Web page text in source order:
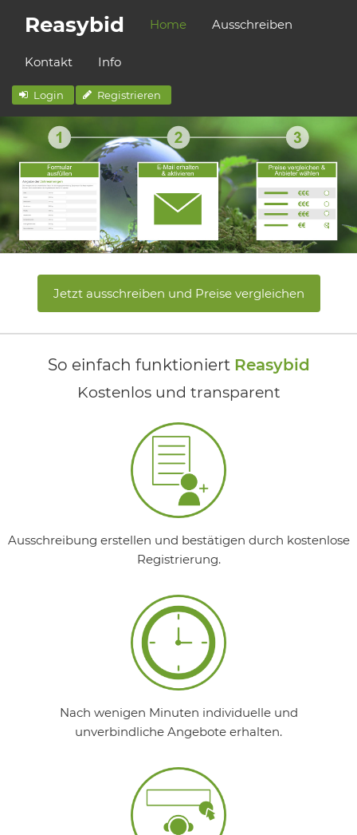
Reasybid Home Ausschreiben
Kontakt Info
Login Registrieren
Jetzt ausschreiben und Preise vergleichen
So einfach funktioniert Reasybid
Kostenlos und transparent
Ausschreibung erstellen und bestätigen durch kostenlose
Registrierung.
Nach wenigen Minuten individuelle und
unverbindliche Angebote erhalten.